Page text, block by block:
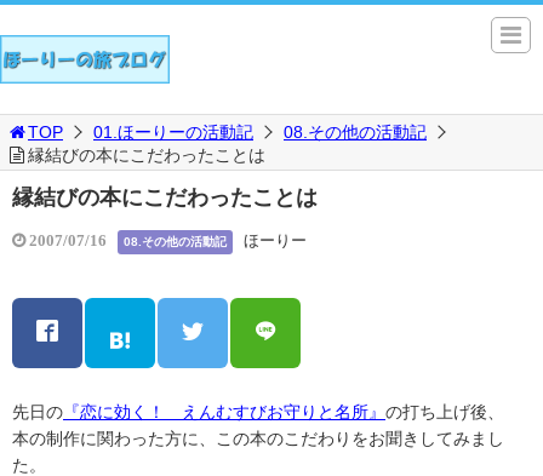
TOP 01.ほーりーの活動記
08.その他の活動記
縁結びの本にこだわったことは
縁結びの本にこだわったことは
2007/07/16 08.その他の活動記 ほーりー
先日の 『恋に効く！ えんむすびお守りと名所』 の打ち上げ後、
本の制作に関わった方に、この本のこだわりをお聞きしてみまし
た。